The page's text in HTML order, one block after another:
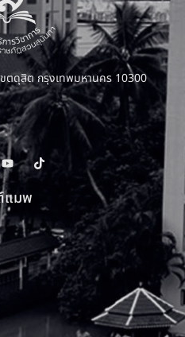
ตดุสิต กรุงเทพมหานคร 10300
แมพ